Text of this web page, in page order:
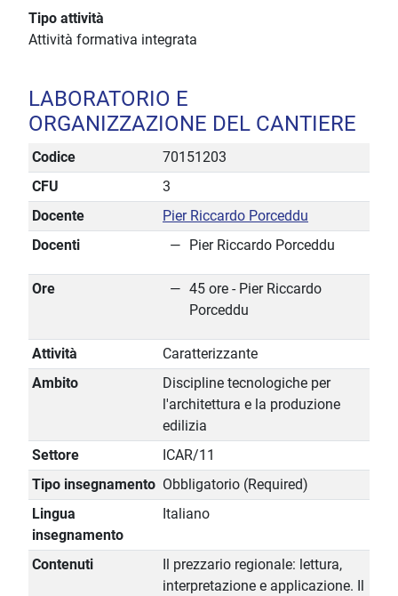
Tipo attività
Attività formativa integrata
LABORATORIO E
ORGANIZZAZIONE DEL CANTIERE
Codice
70151203
CFU
3
Docente
Pier Riccardo Porceddu
Docenti
Pier Riccardo Porceddu
Ore
45 ore - Pier Riccardo
Porceddu
Attività
Caratterizzante
Ambito
Discipline tecnologiche per
l'architettura e la produzione
edilizia
Settore
ICAR/11
Tipo insegnamento Obbligatorio (Required)
Lingua
insegnamento
Italiano
Contenuti
Il prezzario regionale: lettura,
interpretazione e applicazione. Il